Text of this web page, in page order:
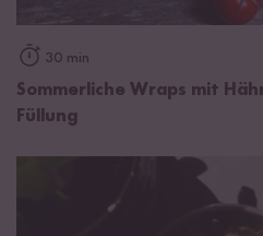
30 min
Sommerliche Wraps mit
Füllung